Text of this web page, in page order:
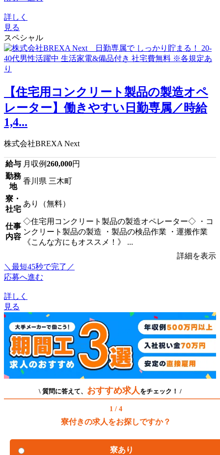
詳しく
見る
スペシャル
【住宅用コンクリート製品の製造オペ
レーター】働きやすい日勤専属／時給
1,4...
株式会社BREXA Next
給与 月収例260,000円
勤務
地
香川県 三木町
寮・
社宅
あり（無料）
仕事
内容
◇住宅用コンクリート製品の製造オペレーター◇ ・コ
ンクリート製品の製造 ・製品の検品作業 ・運搬作業
《こんな方にもオススメ！》 ...
詳細を表示
＼最短45秒で完了／
応募へ進む
詳しく
見る
\ 質問に答えて、 おすすめ求人 をチェック！ /
1 / 4
寮付きの求人をお探しですか？
寮あり